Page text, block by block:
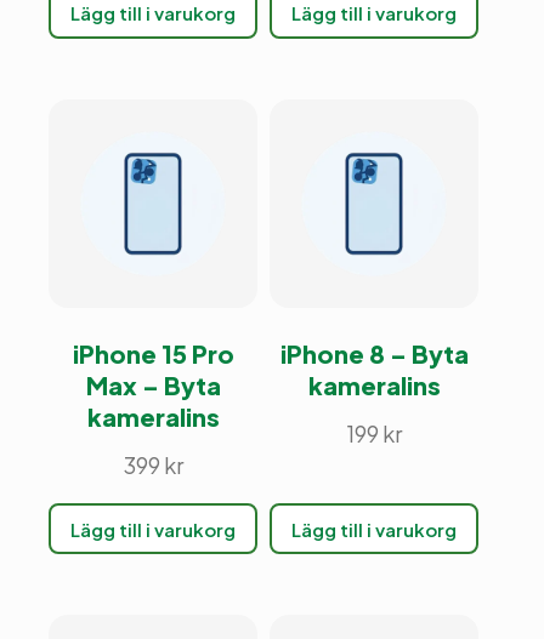
Lägg till i varukorg Lägg till i varukorg
iPhone 15 Pro
Max – Byta
kameralins
399 kr
Lägg till i varukorg
iPhone 8 – Byta
kameralins
199 kr
Lägg till i varukorg